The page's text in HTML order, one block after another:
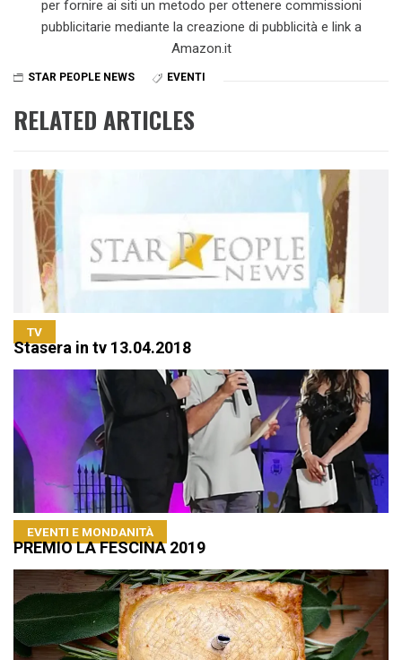
per fornire ai siti un metodo per ottenere commissioni
pubblicitarie mediante la creazione di pubblicità e link a
Amazon.it
STAR PEOPLE NEWS EVENTI
RELATED ARTICLES
TV
Stasera in tv 13.04.2018
EVENTI E MONDANITÀ
PREMIO LA FESCINA 2019